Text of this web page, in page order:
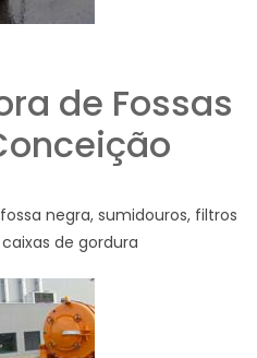
de Fossas
negra, sumidouros, filtros
de gordura